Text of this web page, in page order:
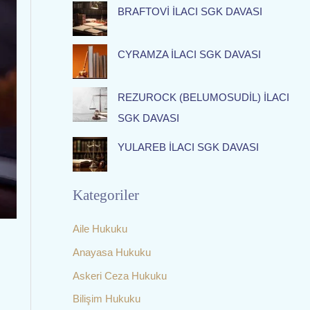
f
o
r
BRAFTOVİ İLACI SGK DAVASI
CYRAMZA İLACI SGK DAVASI
REZUROCK (BELUMOSUDİL) İLACI
SGK DAVASI
YULAREB İLACI SGK DAVASI
Kategoriler
Aile Hukuku
Anayasa Hukuku
Askeri Ceza Hukuku
Bilişim Hukuku